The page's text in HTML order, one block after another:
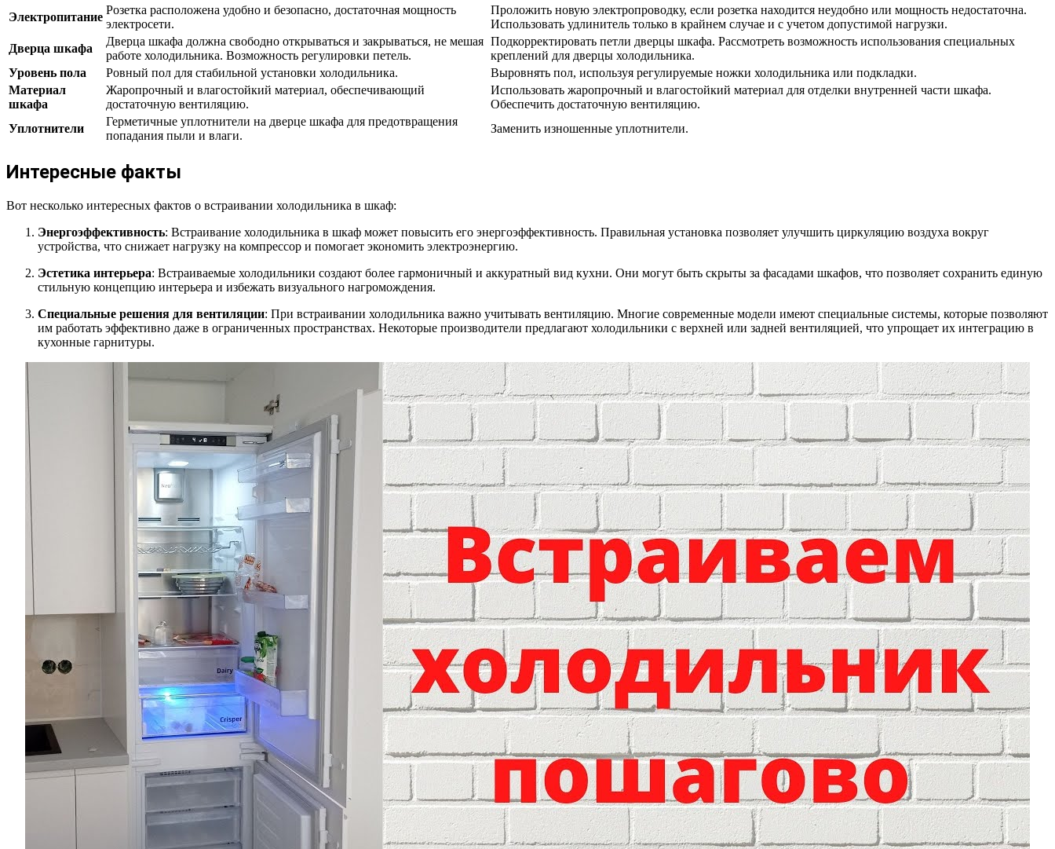
Электропитание
Розетка расположена удобно и безопасно, достаточная мощность
электросети.
Проложить новую электропроводку, если розетка находится неудобно или мощность недостаточна.
Использовать удлинитель только в крайнем случае и с учетом допустимой нагрузки.
Дверца шкафа
Дверца шкафа должна свободно открываться и закрываться, не мешая
работе холодильника. Возможность регулировки петель.
Подкорректировать петли дверцы шкафа. Рассмотреть возможность использования специальных
креплений для дверцы холодильника.
Уровень пола
Ровный пол для стабильной установки холодильника.
Выровнять пол, используя регулируемые ножки холодильника или подкладки.
Материал
шкафа
Жаропрочный и влагостойкий материал, обеспечивающий
достаточную вентиляцию.
Использовать жаропрочный и влагостойкий материал для отделки внутренней части шкафа.
Обеспечить достаточную вентиляцию.
Уплотнители
Герметичные уплотнители на дверце шкафа для предотвращения
попадания пыли и влаги.
Заменить изношенные уплотнители.
Интересные факты
Вот несколько интересных фактов о встраивании холодильника в шкаф:
Энергоэффективность: Встраивание холодильника в шкаф может повысить его энергоэффективность. Правильная установка позволяет улучшить циркуляцию воздуха вокруг
устройства, что снижает нагрузку на компрессор и помогает экономить электроэнергию.
Эстетика интерьера: Встраиваемые холодильники создают более гармоничный и аккуратный вид кухни. Они могут быть скрыты за фасадами шкафов, что позволяет сохранить единую
стильную концепцию интерьера и избежать визуального нагромождения.
Специальные решения для вентиляции: При встраивании холодильника важно учитывать вентиляцию. Многие современные модели имеют специальные системы, которые позволяют
им работать эффективно даже в ограниченных пространствах. Некоторые производители предлагают холодильники с верхней или задней вентиляцией, что упрощает их интеграцию в
кухонные гарнитуры.